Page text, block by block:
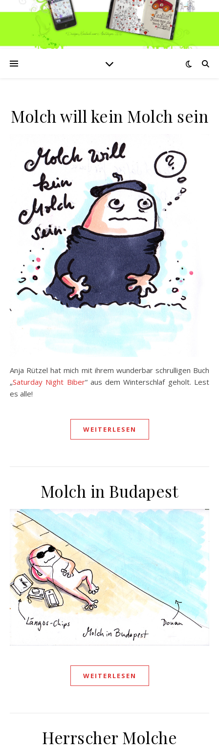
Molch will kein Molch sein
Anja Rützel hat mich mit ihrem wunderbar schrulligen Buch
„Saturday Night Biber“ aus dem Winterschlaf geholt. Lest
es alle!
WEITERLESEN
Molch in Budapest
WEITERLESEN
Herrscher Molche